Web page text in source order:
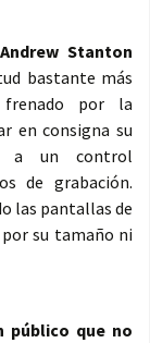
Andrew Stanton
bastante más
frenado por la
en consigna su
a un control
de grabación.
las pantallas de
su tamaño ni
público que no